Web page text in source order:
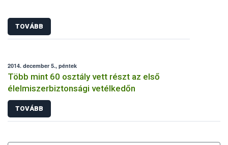
TOVÁBB
2014. december 5., péntek
Több mint 60 osztály vett részt az első
élelmiszerbiztonsági vetélkedőn
TOVÁBB